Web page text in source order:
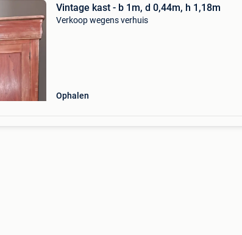
Vintage kast - b 1m, d 0,44m, h 1,18m
Verkoop wegens verhuis
Ophalen